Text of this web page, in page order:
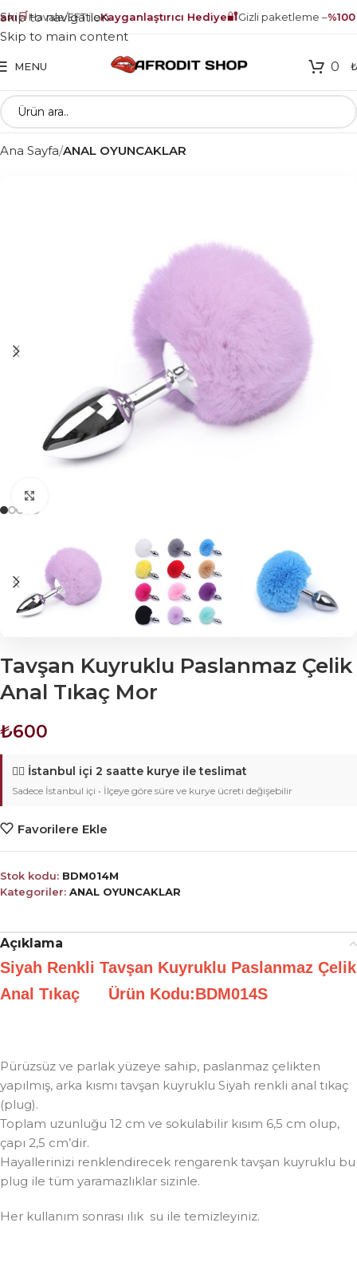
🛒Havale/EFT ileKayganlaştırıcı Hediye🔐Gizli paketleme – %100
Skip to navigation
Skip to main content
MENU 0 ₺
Ana Sayfa ANAL OYUNCAKLAR
Tavşan Kuyruklu Paslanmaz Çelik
Anal Tıkaç Mor
₺600
🚴‍♂️ İstanbul içi 2 saatte kurye ile teslimat
Sadece İstanbul içi • İlçeye göre süre ve kurye ücreti değişebilir
Favorilere Ekle
Stok kodu: BDM014M
Kategoriler: ANAL OYUNCAKLAR
Açıklama
Siyah Renkli Tavşan Kuyruklu Paslanmaz Çelik
Anal Tıkaç Ürün Kodu:BDM014S
Pürüzsüz ve parlak yüzeye sahip, paslanmaz çelikten
yapılmış, arka kısmı tavşan kuyruklu Siyah renkli anal tıkaç
(plug).
Toplam uzunluğu 12 cm ve sokulabilir kısım 6,5 cm olup,
çapı 2,5 cm’dir.
Hayallerinizi renklendirecek rengarenk tavşan kuyruklu bu
plug ile tüm yaramazlıklar sizinle.
Her kullanım sonrası ılık su ile temizleyiniz.